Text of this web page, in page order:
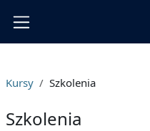
Kursy Szkolenia
Szkolenia